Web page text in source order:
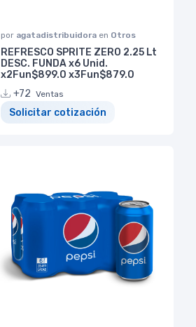
por agatadistribuidora en Otros
REFRESCO SPRITE ZERO 2.25 Lt
DESC. FUNDA x6 Unid.
x2Fun$899.0 x3Fun$879.0
+72 Ventas
Solicitar cotización